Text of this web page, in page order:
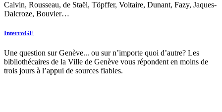
Calvin, Rousseau, de Staël, Töpffer, Voltaire, Dunant, Fazy, Jaques-
Dalcroze, Bouvier…
InterroGE
Une question sur Genève... ou sur n’importe quoi d’autre? Les
bibliothécaires de la Ville de Genève vous répondent en moins de
trois jours à l’appui de sources fiables.